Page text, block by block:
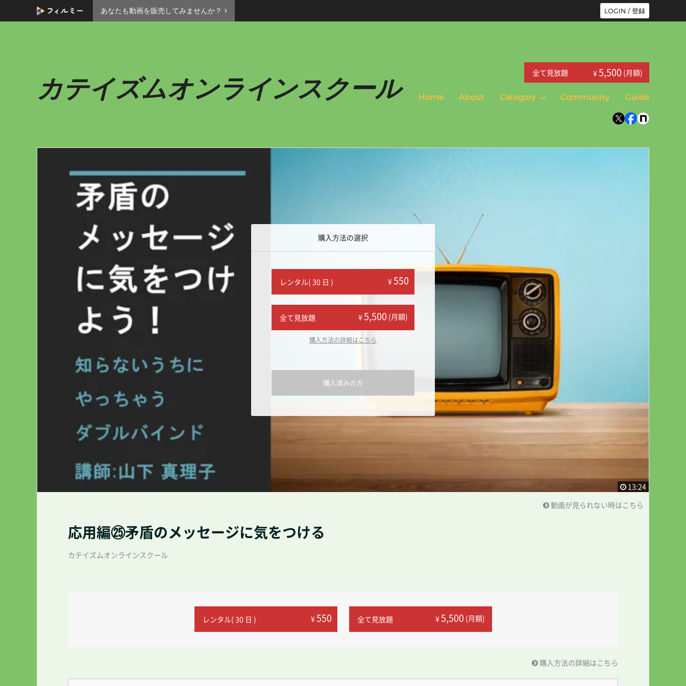
あなたも動画を販売してみませんか？ LOGIN / 登録
カテイズムオンラインスクール 全て見放題 ¥5,500 (月額)
Home About Category Community Guide
購入方法の選択
レンタル( 30 日 ) ¥550
全て見放題 ¥5,500 (月額)
購入方法の詳細はこちら
購入済みの方
13:24
動画が見られない時はこちら
応用編㉕矛盾のメッセージに気をつける
カテイズムオンラインスクール
レンタル( 30 日 ) ¥550 全て見放題 ¥5,500 (月額)
購入方法の詳細はこちら